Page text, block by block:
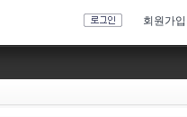
회원가입